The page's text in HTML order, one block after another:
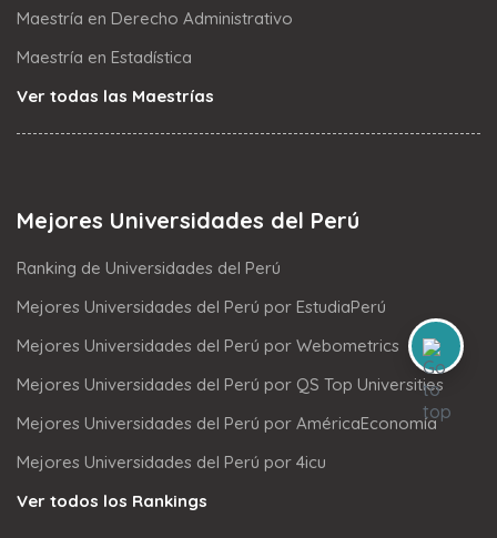
Maestría en Derecho Administrativo
Maestría en Estadística
Ver todas las Maestrías
Mejores Universidades del Perú
Ranking de Universidades del Perú
Mejores Universidades del Perú por EstudiaPerú
Mejores Universidades del Perú por Webometrics
Mejores Universidades del Perú por QS Top Universities
Mejores Universidades del Perú por AméricaEconomía
Mejores Universidades del Perú por 4icu
Ver todos los Rankings